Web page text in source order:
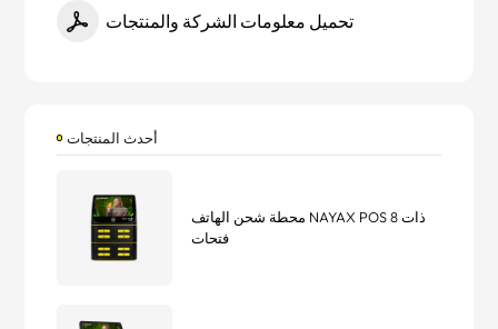
تحميل معلومات الشركة والمنتجات
أحدث المنتجات
محطة شحن الهاتف NAYAX POS ذات 8
فتحات